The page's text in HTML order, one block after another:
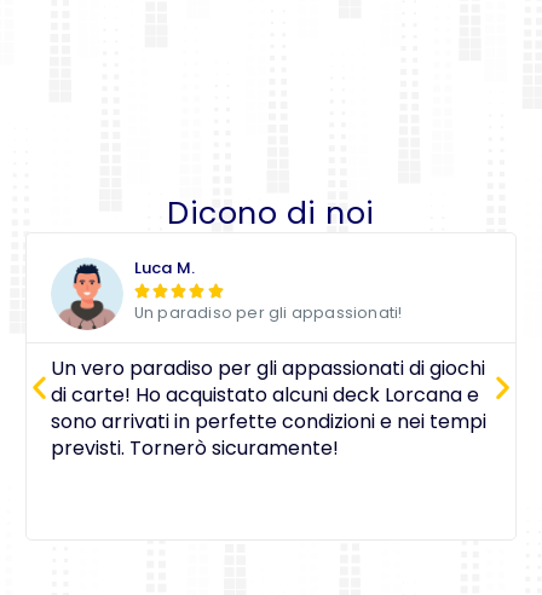
Dicono di noi
Luca M.
 
Un paradiso per gli appassionati!
Un vero paradiso per gli appassionati di giochi
di carte! Ho acquistato alcuni deck Lorcana e
sono arrivati in perfette condizioni e nei tempi
previsti. Tornerò sicuramente!